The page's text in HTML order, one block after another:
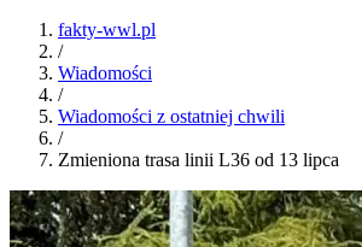
fakty-wwl.pl
/
Wiadomości
/
Wiadomości z ostatniej chwili
/
Zmieniona trasa linii L36 od 13 lipca